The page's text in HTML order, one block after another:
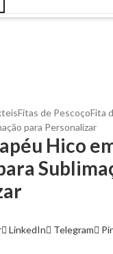
Fitas de PescoçoFita
para Personalizar
Hico
LinkedIn Telegram